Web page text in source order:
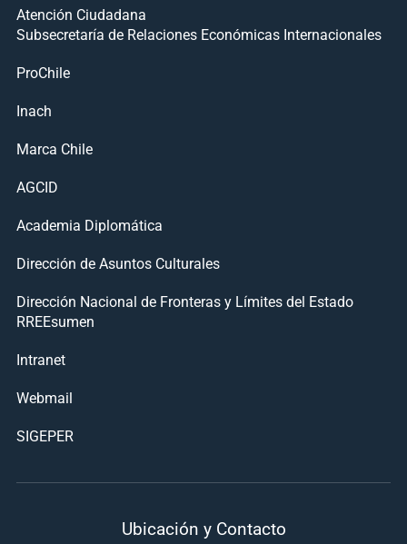
Atención Ciudadana
Subsecretaría de Relaciones Económicas Internacionales
ProChile
Inach
Marca Chile
AGCID
Academia Diplomática
Dirección de Asuntos Culturales
Dirección Nacional de Fronteras y Límites del Estado
RREEsumen
Intranet
Webmail
SIGEPER
Ubicación y Contacto